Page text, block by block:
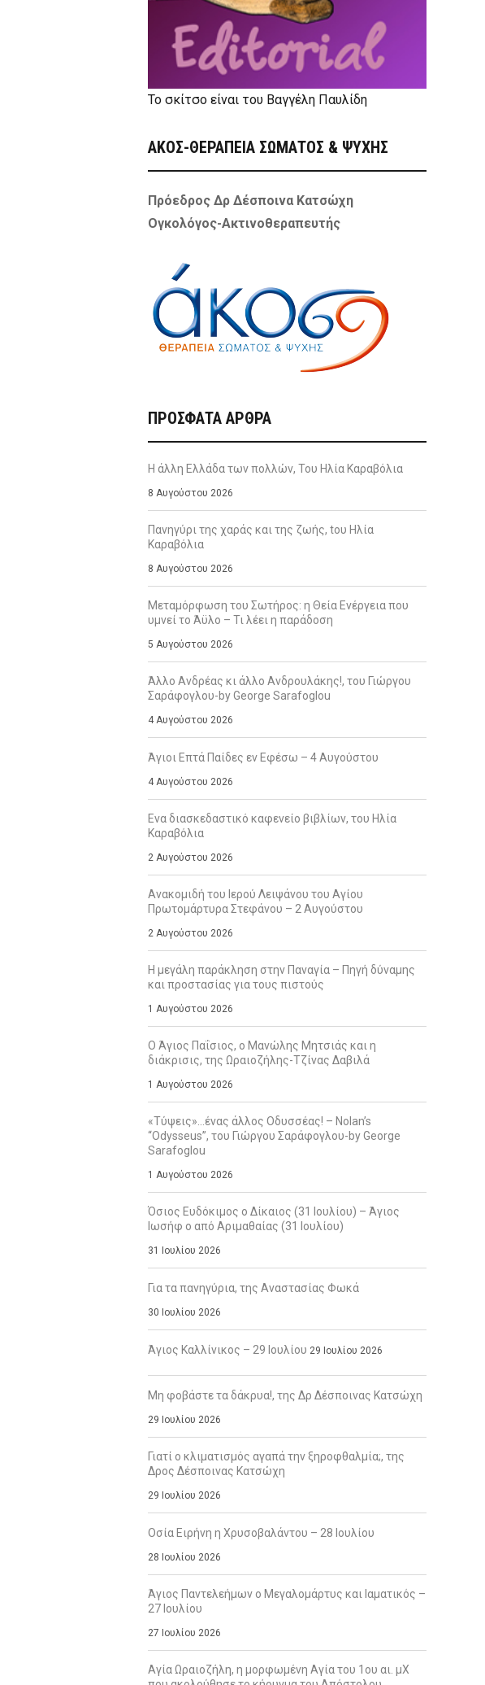
Το σκίτσο είναι του Βαγγέλη Παυλίδη
ΑΚΟΣ-ΘΕΡΑΠΕΙΑ ΣΩΜΑΤΟΣ & ΨΥΧΗΣ
Πρόεδρος Δρ Δέσποινα Κατσώχη
Ογκολόγος-Ακτινοθεραπευτής
ΠΡΌΣΦΑΤΑ ΆΡΘΡΑ
Η άλλη Ελλάδα των πολλών, Του Ηλία Καραβόλια
8 Αυγούστου 2026
Πανηγύρι της χαράς και της ζωής, tου Ηλία
Καραβόλια
8 Αυγούστου 2026
Μεταμόρφωση του Σωτήρος: η Θεία Ενέργεια που
υμνεί το Άϋλο – Τι λέει η παράδοση
5 Αυγούστου 2026
Άλλο Ανδρέας κι άλλο Ανδρουλάκης!, του Γιώργου
Σαράφογλου-by George Sarafoglou
4 Αυγούστου 2026
Άγιοι Επτά Παίδες εν Εφέσω – 4 Αυγούστου
4 Αυγούστου 2026
Ενα διασκεδαστικό καφενείο βιβλίων, του Ηλία
Καραβόλια
2 Αυγούστου 2026
Ανακομιδή του Ιερού Λειψάνου του Αγίου
Πρωτομάρτυρα Στεφάνου – 2 Αυγούστου
2 Αυγούστου 2026
Η μεγάλη παράκληση στην Παναγία – Πηγή δύναμης
και προστασίας για τους πιστούς
1 Αυγούστου 2026
Ο Άγιος Παΐσιος, ο Μανώλης Μητσιάς και η
διάκρισις, της Ωραιοζήλης-Τζίνας Δαβιλά
1 Αυγούστου 2026
«Τύψεις»…ένας άλλος Οδυσσέας! – Nolan’s
“Odysseus”, του Γιώργου Σαράφογλου-by George
Sarafoglou
1 Αυγούστου 2026
Όσιος Ευδόκιμος ο Δίκαιος (31 Ιουλίου) – Άγιος
Ιωσήφ ο από Αριμαθαίας (31 Ιουλίου)
31 Ιουλίου 2026
Για τα πανηγύρια, της Αναστασίας Φωκά
30 Ιουλίου 2026
Άγιος Καλλίνικος – 29 Ιουλίου 29 Ιουλίου 2026
Μη φοβάστε τα δάκρυα!, της Δρ Δέσποινας Κατσώχη
29 Ιουλίου 2026
Γιατί ο κλιματισμός αγαπά την ξηροφθαλμία;, της
Δρος Δέσποινας Κατσώχη
29 Ιουλίου 2026
Οσία Ειρήνη η Χρυσοβαλάντου – 28 Ιουλίου
28 Ιουλίου 2026
Άγιος Παντελεήμων ο Μεγαλομάρτυς και Ιαματικός –
27 Ιουλίου
27 Ιουλίου 2026
Αγία Ωραιοζήλη, η μορφωμένη Αγία του 1ου αι. μΧ